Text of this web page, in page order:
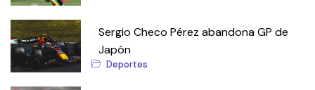
Sergio Checo Pérez abandona GP de
Japón
Deportes